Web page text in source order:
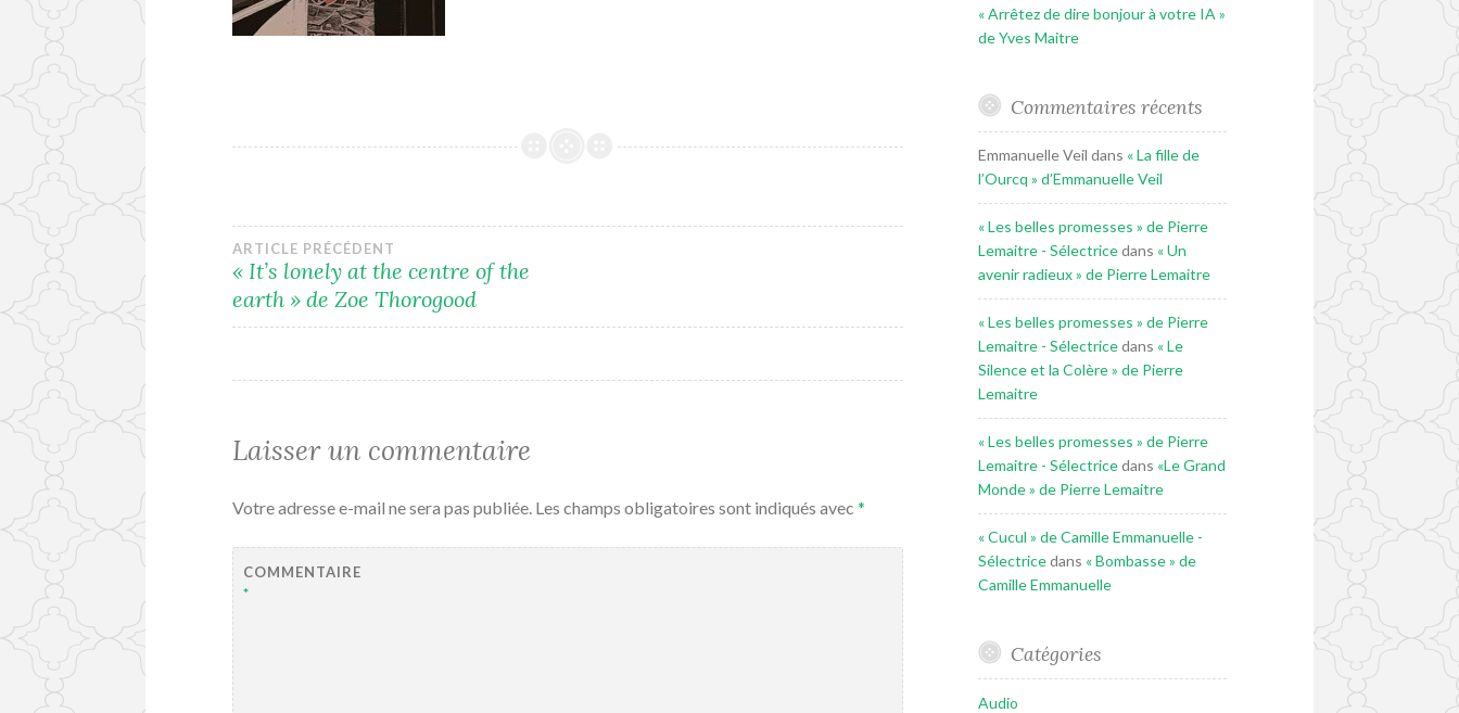
Navigation
de
ARTICLE PRÉCÉDENT
« It’s lonely at the centre of the
earth » de Zoe Thorogood
Laisser un commentaire
Votre adresse e-mail ne sera pas publiée. Les champs obligatoires sont indiqués avec*
COMMENTAIRE
*
« Arrêtez de dire bonjour à votre IA »
de Yves Maitre
Commentaires récents
Emmanuelle Veil dans « La fille de
l’Ourcq » d’Emmanuelle Veil
« Les belles promesses » de Pierre
Lemaitre - Sélectricedans « Un
avenir radieux » de Pierre Lemaitre
« Les belles promesses » de Pierre
Lemaitre - Sélectricedans « Le
Silence et la Colère » de Pierre
Lemaitre
« Les belles promesses » de Pierre
Lemaitre - Sélectricedans «Le Grand
Monde » de Pierre Lemaitre
« Cucul » de Camille Emmanuelle -
Sélectricedans « Bombasse » de
Camille Emmanuelle
Catégories
Audio